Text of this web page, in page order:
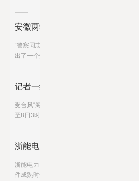
安徽两学生玩耍时意外挖出炮弹，
“警察同志，你们快来看看。我们班学生好像挖
出了一个炮弹！”据铜陵公
记者一线直击广州暴雨
受台风“海葵”外围残留云系和季风影响，7日8时
至8日3时，广州出现今年
浙能电力：看好中来股份的长期发
浙能电力：看好中来股份的长期发展，会在条
件成熟时适当增持,持股,新能